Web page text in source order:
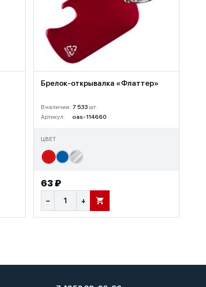
Брелок-открывалка «Флаттер»
В наличии: 7 533 шт.
Артикул:
oas-114660
ЦВЕТ
63 ₽
− + В КОРЗИНУ